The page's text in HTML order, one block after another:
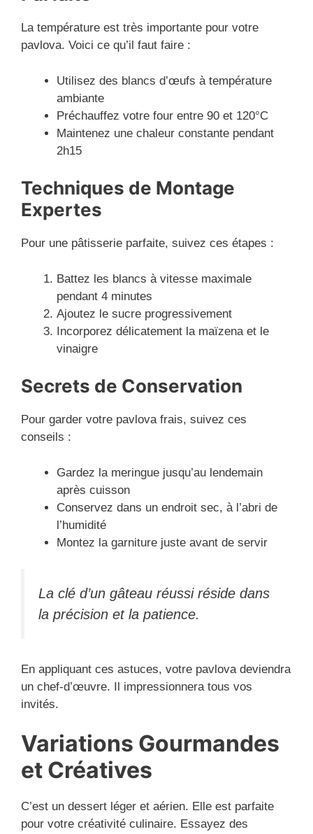
La température est très importante pour votre
pavlova. Voici ce qu’il faut faire :
Utilisez des blancs d’œufs à température
ambiante
Préchauffez votre four entre 90 et 120°C
Maintenez une chaleur constante pendant
2h15
Techniques de Montage
Expertes
Pour une pâtisserie parfaite, suivez ces étapes :
Battez les blancs à vitesse maximale
pendant 4 minutes
Ajoutez le sucre progressivement
Incorporez délicatement la maïzena et le
vinaigre
Secrets de Conservation
Pour garder votre pavlova frais, suivez ces
conseils :
Gardez la meringue jusqu’au lendemain
après cuisson
Conservez dans un endroit sec, à l’abri de
l’humidité
Montez la garniture juste avant de servir
La clé d’un gâteau réussi réside dans
la précision et la patience.
En appliquant ces astuces, votre pavlova deviendra
un chef-d’œuvre. Il impressionnera tous vos
invités.
Variations Gourmandes
et Créatives
C’est un dessert léger et aérien. Elle est parfaite
pour votre créativité culinaire. Essayez des